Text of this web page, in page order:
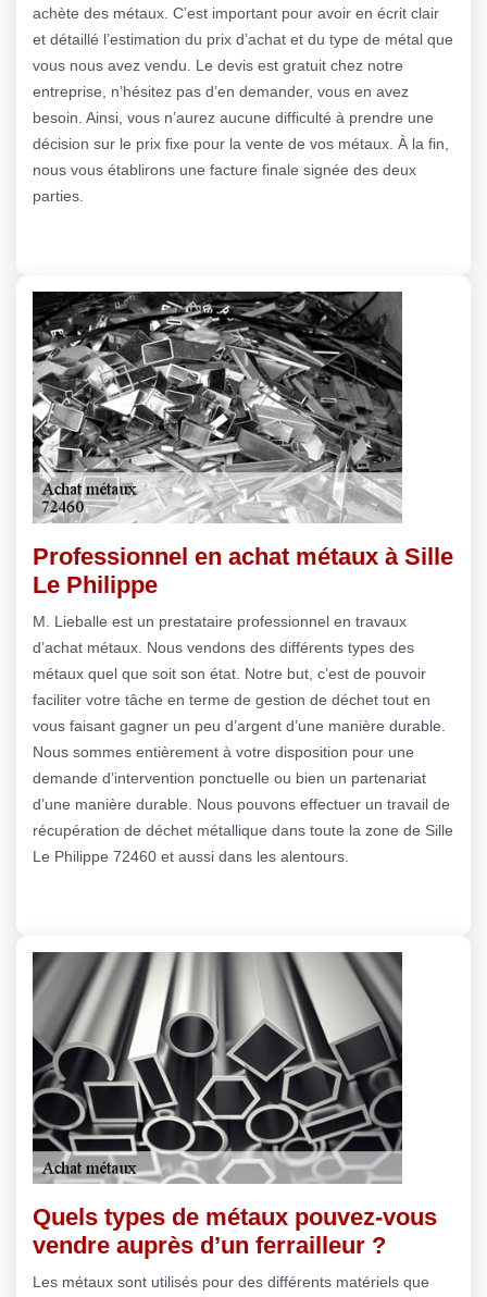
achète des métaux. C’est important pour avoir en écrit clair
et détaillé l’estimation du prix d’achat et du type de métal que
vous nous avez vendu. Le devis est gratuit chez notre
entreprise, n’hésitez pas d’en demander, vous en avez
besoin. Ainsi, vous n’aurez aucune difficulté à prendre une
décision sur le prix fixe pour la vente de vos métaux. À la fin,
nous vous établirons une facture finale signée des deux
parties.
Professionnel en achat métaux à Sille
Le Philippe
M. Lieballe est un prestataire professionnel en travaux
d’achat métaux. Nous vendons des différents types des
métaux quel que soit son état. Notre but, c’est de pouvoir
faciliter votre tâche en terme de gestion de déchet tout en
vous faisant gagner un peu d’argent d’une manière durable.
Nous sommes entièrement à votre disposition pour une
demande d’intervention ponctuelle ou bien un partenariat
d’une manière durable. Nous pouvons effectuer un travail de
récupération de déchet métallique dans toute la zone de Sille
Le Philippe 72460 et aussi dans les alentours.
Quels types de métaux pouvez-vous
vendre auprès d’un ferrailleur ?
Les métaux sont utilisés pour des différents matériels que